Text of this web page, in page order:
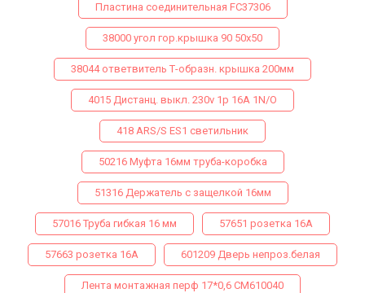
Пластина соединительная FC37306
38000 угол гор.крышка 90 50х50
38044 ответвитель Т-образн. крышка 200мм
4015 Дистанц. выкл. 230v 1p 16A 1N/O
418 ARS/S ES1 светильник
50216 Муфта 16мм труба-коробка
51316 Держатель с защелкой 16мм
57016 Труба гибкая 16 мм 57651 розетка 16А
57663 розетка 16А 601209 Дверь непроз.белая
Лента монтажная перф 17*0,6 СМ610040